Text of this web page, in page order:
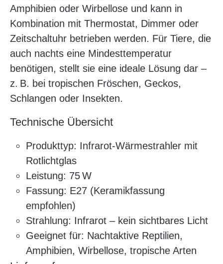
Amphibien oder Wirbellose und kann in
Kombination mit Thermostat, Dimmer oder
Zeitschaltuhr betrieben werden. Für Tiere, die
auch nachts eine Mindesttemperatur
benötigen, stellt sie eine ideale Lösung dar –
z. B. bei tropischen Fröschen, Geckos,
Schlangen oder Insekten.
Technische Übersicht
Produkttyp: Infrarot-Wärmestrahler mit
Rotlichtglas
Leistung: 75 W
Fassung: E27 (Keramikfassung
empfohlen)
Strahlung: Infrarot – kein sichtbares Licht
Geeignet für: Nachtaktive Reptilien,
Amphibien, Wirbellose, tropische Arten